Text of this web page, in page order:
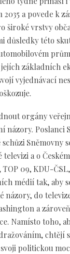
a povede k
široké vrstvy
důsledky této
základních
vyjednávací
orgány
Poslanci
Sněmovny
a o
09, KDU-
médií tak, aby
do
a
Namísto toho,
chtějí
politickou